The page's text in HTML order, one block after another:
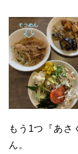
もう1つ『あさ
ん。